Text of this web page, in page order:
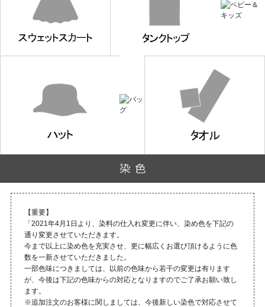
【重要】
「2021年4月1日より、染料の仕入れ変更に伴い、染め色を下記の
通り変更させていただきます。
今まで以上に染め色を充実させ、更に幅広くお選び頂けるように色
数を一新させていただきました。
一部色味につきましては、以前の色味から若干の変更は有ります
が、今後は下記の色味からの対応となりますのでご了承お願い致し
ます。
※追加注文のお客様に関しましては、今後新しい染色で対応させて